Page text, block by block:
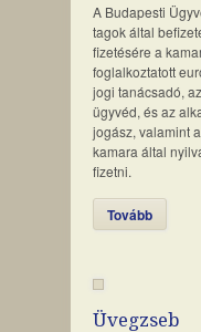
A Budapesti
tagok által
fizetésére a
foglalkoztatott
jogi tanácsadó,
ügyvéd, és az
jogász, valamint
kamara által
fizetni.
Tovább
Üvegzseb